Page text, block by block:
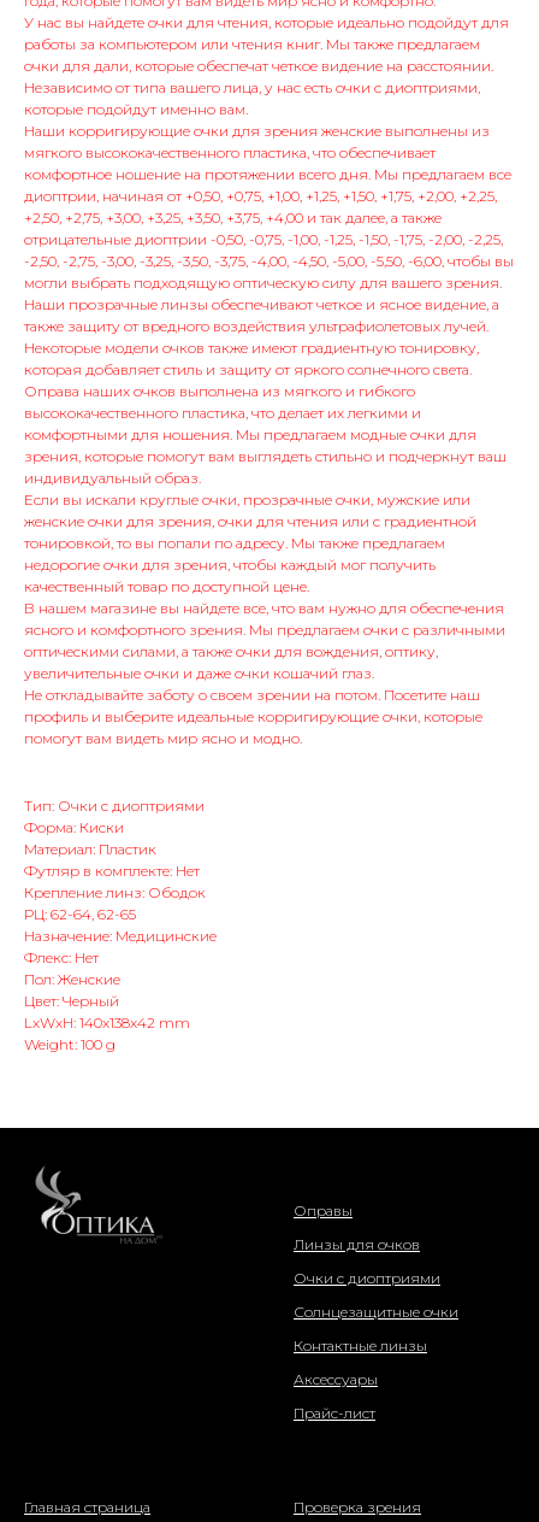
У нас вы найдете очки для чтения, которые идеально подойдут для
работы за компьютером или чтения книг. Мы также предлагаем
очки для дали, которые обеспечат четкое видение на расстоянии.
Независимо от типа вашего лица, у нас есть очки с диоптриями,
которые подойдут именно вам.
Наши корригирующие очки для зрения женские выполнены из
мягкого высококачественного пластика, что обеспечивает
комфортное ношение на протяжении всего дня. Мы предлагаем все
диоптрии, начиная от +0,50, +0,75, +1,00, +1,25, +1,50, +1,75, +2,00, +2,25,
+2,50, +2,75, +3,00, +3,25, +3,50, +3,75, +4,00 и так далее, а также
отрицательные диоптрии -0,50, -0,75, -1,00, -1,25, -1,50, -1,75, -2,00, -2,25,
-2,50, -2,75, -3,00, -3,25, -3,50, -3,75, -4,00, -4,50, -5,00, -5,50, -6,00, чтобы вы
могли выбрать подходящую оптическую силу для вашего зрения.
Наши прозрачные линзы обеспечивают четкое и ясное видение, а
также защиту от вредного воздействия ультрафиолетовых лучей.
Некоторые модели очков также имеют градиентную тонировку,
которая добавляет стиль и защиту от яркого солнечного света.
Оправа наших очков выполнена из мягкого и гибкого
высококачественного пластика, что делает их легкими и
комфортными для ношения. Мы предлагаем модные очки для
зрения, которые помогут вам выглядеть стильно и подчеркнут ваш
индивидуальный образ.
Если вы искали круглые очки, прозрачные очки, мужские или
женские очки для зрения, очки для чтения или с градиентной
тонировкой, то вы попали по адресу. Мы также предлагаем
недорогие очки для зрения, чтобы каждый мог получить
качественный товар по доступной цене.
В нашем магазине вы найдете все, что вам нужно для обеспечения
ясного и комфортного зрения. Мы предлагаем очки с различными
оптическими силами, а также очки для вождения, оптику,
увеличительные очки и даже очки кошачий глаз.
Не откладывайте заботу о своем зрении на потом. Посетите наш
профиль и выберите идеальные корригирующие очки, которые
помогут вам видеть мир ясно и модно.
Тип: Очки с диоптриями
Форма: Киски
Материал: Пластик
Футляр в комплекте: Нет
Крепление линз: Ободок
РЦ: 62-64, 62-65
Назначение: Медицинские
Флекс: Нет
Пол: Женские
Цвет: Черный
LxWxH: 140x138x42 mm
Weight: 100 g
Оправы
Линзы для очков
Очки с диоптриями
Солнцезащитные очки
Контактные линзы
Аксессуары
Прайс-лист
Главная страница Проверка зрения